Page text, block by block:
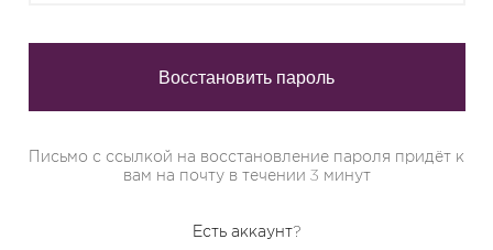
Письмо с ссылкой на восстановление пароля придёт к
вам на почту в течении 3 минут
Есть аккаунт?